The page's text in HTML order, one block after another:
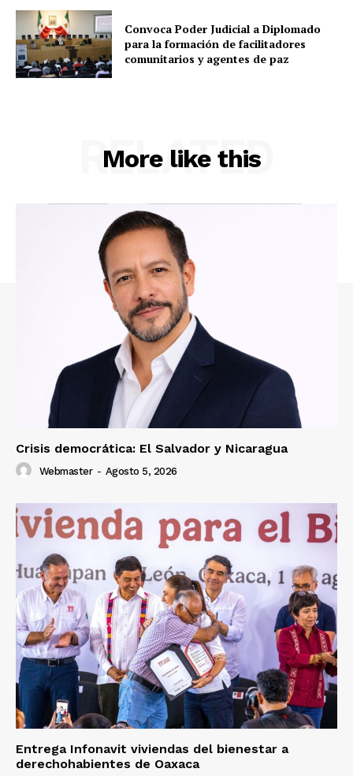
Convoca Poder Judicial a Diplomado
para la formación de facilitadores
comunitarios y agentes de paz
More like this
RELATED
Crisis democrática: El Salvador y Nicaragua
Webmaster - Agosto 5, 2026
Entrega Infonavit viviendas del bienestar a
derechohabientes de Oaxaca